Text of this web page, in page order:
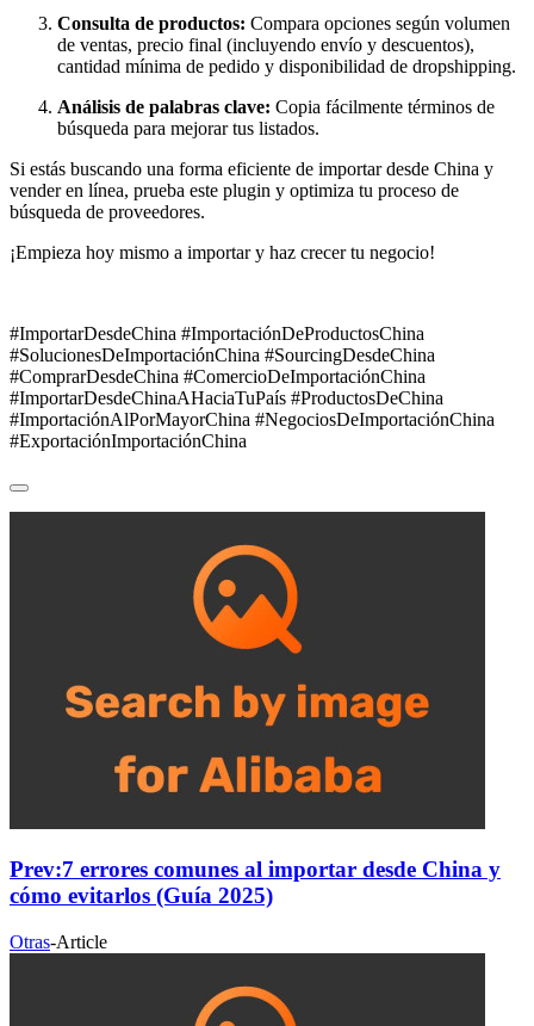
Consulta de productos: Compara opciones según volumen
de ventas, precio final (incluyendo envío y descuentos),
cantidad mínima de pedido y disponibilidad de dropshipping.
Análisis de palabras clave: Copia fácilmente términos de
búsqueda para mejorar tus listados.
Si estás buscando una forma eficiente de importar desde China y
vender en línea, prueba este plugin y optimiza tu proceso de
búsqueda de proveedores.
¡Empieza hoy mismo a importar y haz crecer tu negocio!
#ImportarDesdeChina #ImportaciónDeProductosChina
#SolucionesDeImportaciónChina #SourcingDesdeChina
#ComprarDesdeChina #ComercioDeImportaciónChina
#ImportarDesdeChinaAHaciaTuPaís #ProductosDeChina
#ImportaciónAlPorMayorChina #NegociosDeImportaciónChina
#ExportaciónImportaciónChina
Prev:7 errores comunes al importar desde China y
cómo evitarlos (Guía 2025)
Otras-Article